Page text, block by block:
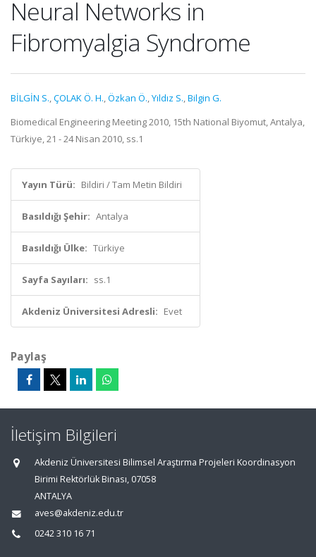
Neural Networks in
Fibromyalgia Syndrome
BİLGİN S.,ÇOLAK Ö. H.,Özkan Ö.,Yıldız S.,Bilgin G.
Biomedical Engineering Meeting 2010, 15th National Biyomut, Antalya,
Türkiye, 21 - 24 Nisan 2010, ss.1
Yayın Türü: Bildiri / Tam Metin Bildiri
Basıldığı Şehir: Antalya
Basıldığı Ülke: Türkiye
Sayfa Sayıları: ss.1
Akdeniz Üniversitesi Adresli: Evet
Paylaş
İletişim Bilgileri
Akdeniz Üniversitesi Bilimsel Araştırma Projeleri Koordinasyon
Birimi Rektörlük Binası, 07058
ANTALYA
aves@akdeniz.edu.tr
0242 310 16 71